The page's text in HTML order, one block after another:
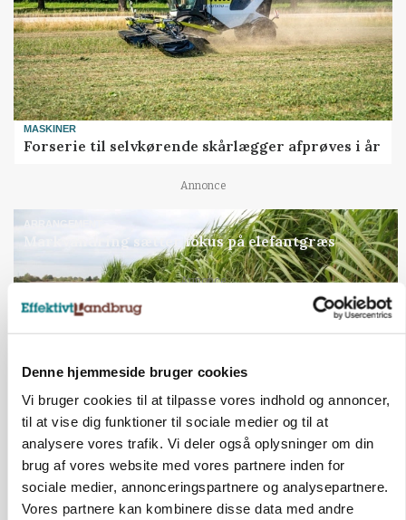
Denne hjemmeside bruger cookies
Vi bruger cookies til at tilpasse vores indhold og annoncer,
til at vise dig funktioner til sociale medier og til at
analysere vores trafik. Vi deler også oplysninger om din
brug af vores website med vores partnere inden for
sociale medier, annonceringspartnere og analysepartnere.
Vores partnere kan kombinere disse data med andre
MASKINER
Forserie til selvkørende skårlægger afprøves i år
Annonce
ARRANGEMENT
Markvandring sætter fokus på elefantgræs
Annonce
Loading...